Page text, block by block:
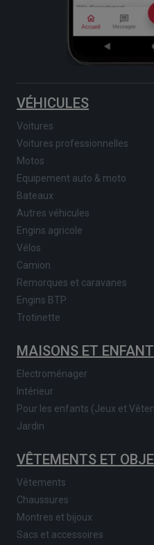
VÉHICULES
Voitures
Voitures professionnelles
Motos
Equipement auto & moto
Bateaux
Autres véhicules
Engins agricole
Vélos
Camion
Remorques et caravanes
Engins BTP
Trotinette
MAISONS ET
Electroménager
Intérieur
Pour les enfants (Jeux et
Jardin
VÊTEMENTS ET
Vêtements
Chaussures
Montres et bijoux
Sacs et accessoires